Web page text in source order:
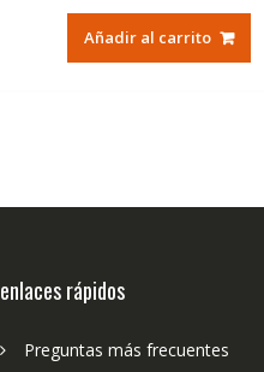
original
era:
actual
es:
Añadir al carrito
enlaces rápidos
Preguntas más frecuentes